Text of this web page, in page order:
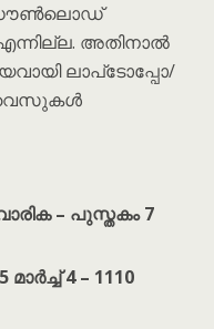
അതിനാൽ
ലാപ്‌ടോപ്പോ/
– പുസ്തകം 7
മാർച്ച് 4 – 1110